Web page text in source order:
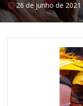
26 de junho de 2021